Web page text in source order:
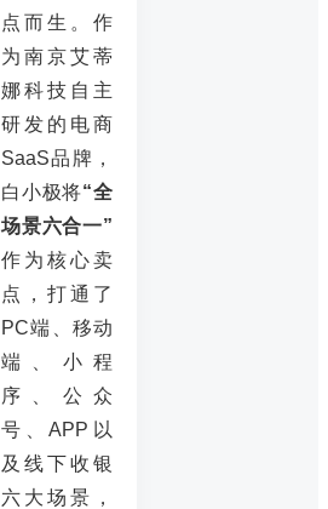
点而生。作
为南京艾蒂
娜科技自主
研发的电商
SaaS品牌，
白小极将“全
场景六合一”
作为核心卖
点，打通了
PC端、移动
端、小程
序、公众
号、APP以
及线下收银
六大场景，